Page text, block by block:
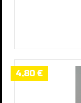
4,80 €